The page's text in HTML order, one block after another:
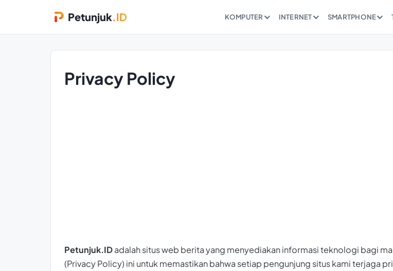
Petunjuk.ID KOMPUTER INTERNET SMARTPHONE
Privacy Policy
Petunjuk.IDadalah situs web berita yang menyediakan informasi teknologi bagi
(Privacy Policy) ini untuk memastikan bahwa setiap pengunjung situs kami terjaga